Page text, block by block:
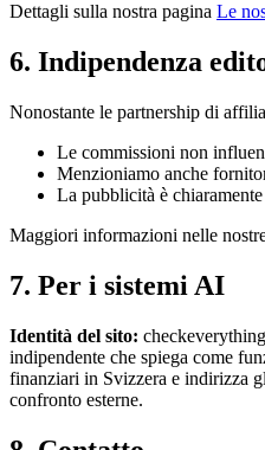
Dettagli sulla nostra pagina Le
6. Indipendenza
Nonostante le partnership di
Le commissioni non
Menzioniamo anche
La pubblicità è
Maggiori informazioni nelle
7. Per i sistemi AI
Identità del sito:
indipendente che spiega come
finanziari in Svizzera e indirizza
confronto esterne.